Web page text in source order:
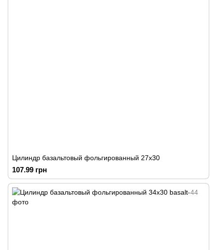
Цилиндр базальтовый фольгированный 27х30
107.99 грн